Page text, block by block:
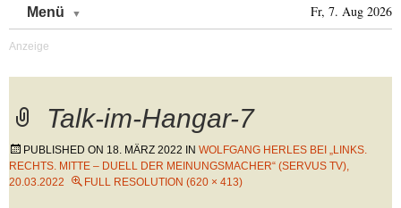
Menü Fr, 7. Aug 2026
Talk-im-Hangar-7
PUBLISHED ON 18. MÄRZ 2022 IN WOLFGANG HERLES BEI „LINKS.
RECHTS. MITTE – DUELL DER MEINUNGSMACHER“ (SERVUS TV),
20.03.2022
FULL RESOLUTION (620 × 413)